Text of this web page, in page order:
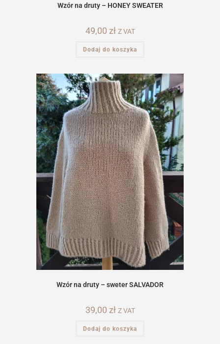
Wzór na druty – HONEY SWEATER
49,00 zł Z VAT
Dodaj do koszyka
Wzór na druty – sweter SALVADOR
39,00 zł Z VAT
Dodaj do koszyka